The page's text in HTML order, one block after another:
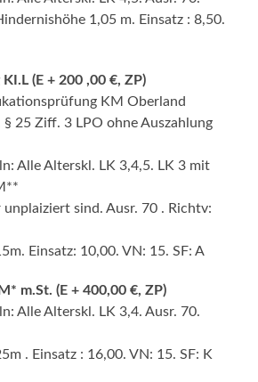
1,05 m. Einsatz : 8,50.
(E + 200 ,00 €, ZP)
KM Oberland
25 Ziff. 3 LPO ohne Auszahlung
Alle Alterskl. LK 3,4,5. LK 3 mit
sind. Ausr. 70 . Richtv:
Einsatz: 10,00. VN: 15. SF: A
m.St. (E + 400,00 €, ZP)
Alle Alterskl. LK 3,4. Ausr. 70.
. Einsatz : 16,00. VN: 15. SF: K